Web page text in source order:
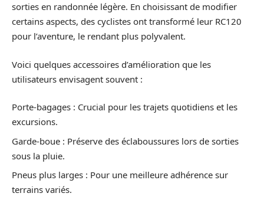
sorties en randonnée légère. En choisissant de modifier
certains aspects, des cyclistes ont transformé leur RC120
pour l’aventure, le rendant plus polyvalent.
Voici quelques accessoires d’amélioration que les
utilisateurs envisagent souvent :
Porte-bagages : Crucial pour les trajets quotidiens et les
excursions.
Garde-boue : Préserve des éclaboussures lors de sorties
sous la pluie.
Pneus plus larges : Pour une meilleure adhérence sur
terrains variés.